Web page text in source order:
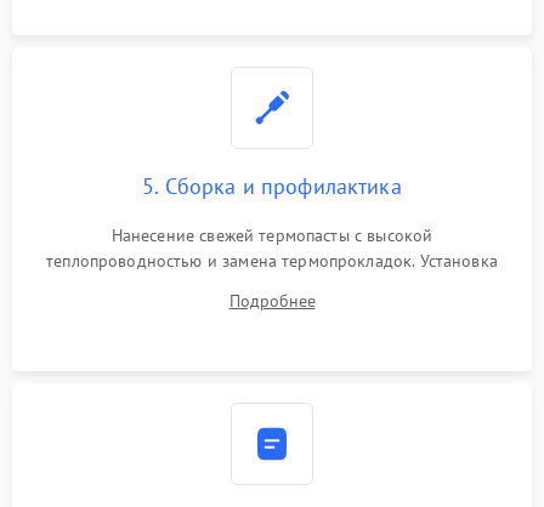
5. Сборка и профилактика
Нанесение свежей термопасты с высокой
теплопроводностью и замена термопрокладок. Установка
шлейфов, модулей памяти и накопителей. Предварительная
Подробнее